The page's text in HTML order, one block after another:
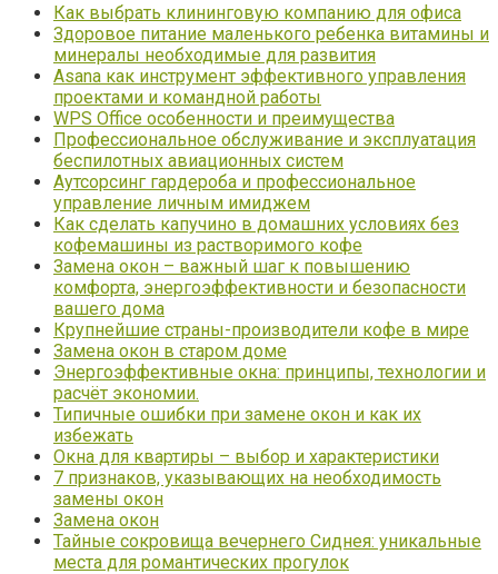
Как выбрать клининговую компанию для офиса
Здоровое питание маленького ребенка витамины и
минералы необходимые для развития
Asana как инструмент эффективного управления
проектами и командной работы
WPS Office особенности и преимущества
Профессиональное обслуживание и эксплуатация
беспилотных авиационных систем
Аутсорсинг гардероба и профессиональное
управление личным имиджем
Как сделать капучино в домашних условиях без
кофемашины из растворимого кофе
Замена окон – важный шаг к повышению
комфорта, энергоэффективности и безопасности
вашего дома
Крупнейшие страны-производители кофе в мире
Замена окон в старом доме
Энергоэффективные окна: принципы, технологии и
расчёт экономии.
Типичные ошибки при замене окон и как их
избежать
Окна для квартиры – выбор и характеристики
7 признаков, указывающих на необходимость
замены окон
Замена окон
Тайные сокровища вечернего Сиднея: уникальные
места для романтических прогулок